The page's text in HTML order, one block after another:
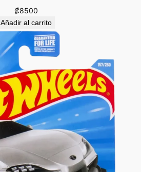
₡8500
Añadir al carrito